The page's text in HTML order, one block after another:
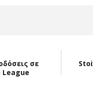
σε
League